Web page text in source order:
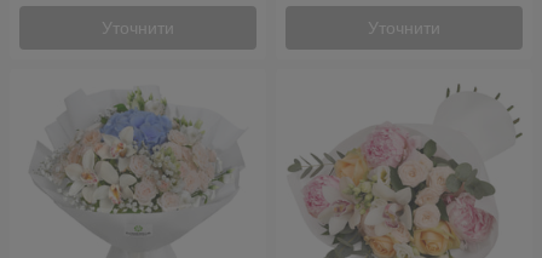
Уточнити Уточнити